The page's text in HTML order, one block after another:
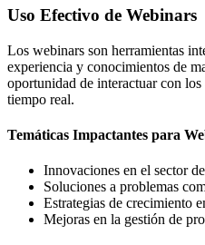
Uso Efectivo de Webinars
Los webinars son herramientas
experiencia y conocimientos de
oportunidad de interactuar con los
tiempo real.
Temáticas Impactantes para
Innovaciones en el sector
Soluciones a problemas
Estrategias de crecimiento
Mejoras en la gestión de